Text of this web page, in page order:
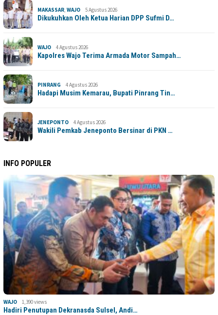
MAKASSAR WAJO 5 Agustus 2026
Dikukuhkan Oleh Ketua Harian DPP Sufmi D…
WAJO 4 Agustus 2026
Kapolres Wajo Terima Armada Motor Sampah…
PINRANG 4 Agustus 2026
Hadapi Musim Kemarau, Bupati Pinrang Tin…
JENEPONTO 4 Agustus 2026
Wakili Pemkab Jeneponto Bersinar di PKN …
INFO POPULER
WAJO 1,390 views
Hadiri Penutupan Dekranasda Sulsel, Andi…